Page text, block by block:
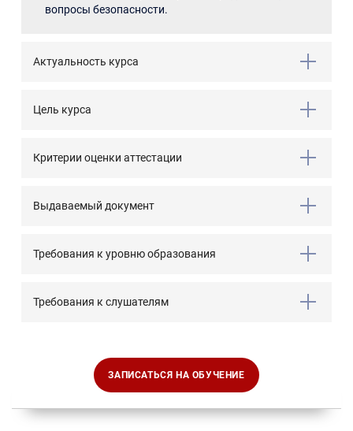
вопросы безопасности.
Актуальность курса
Цель курса
Критерии оценки аттестации
Выдаваемый документ
Требования к уровню образования
Требования к слушателям
ЗАПИСАТЬСЯ НА ОБУЧЕНИЕ